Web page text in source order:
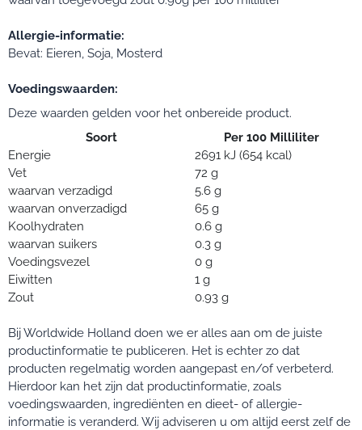
Allergie-informatie:
Bevat: Eieren, Soja, Mosterd
Voedingswaarden:
Deze waarden gelden voor het onbereide product.
Soort
Per 100 Milliliter
Energie
2691 kJ (654 kcal)
Vet
72 g
waarvan verzadigd
5.6 g
waarvan onverzadigd
65 g
Koolhydraten
0.6 g
waarvan suikers
0.3 g
Voedingsvezel
0 g
Eiwitten
1 g
Zout
0.93 g
Bij Worldwide Holland doen we er alles aan om de juiste
productinformatie te publiceren. Het is echter zo dat
producten regelmatig worden aangepast en/of verbeterd.
Hierdoor kan het zijn dat productinformatie, zoals
voedingswaarden, ingrediënten en dieet- of allergie-
informatie is veranderd. Wij adviseren u om altijd eerst zelf de